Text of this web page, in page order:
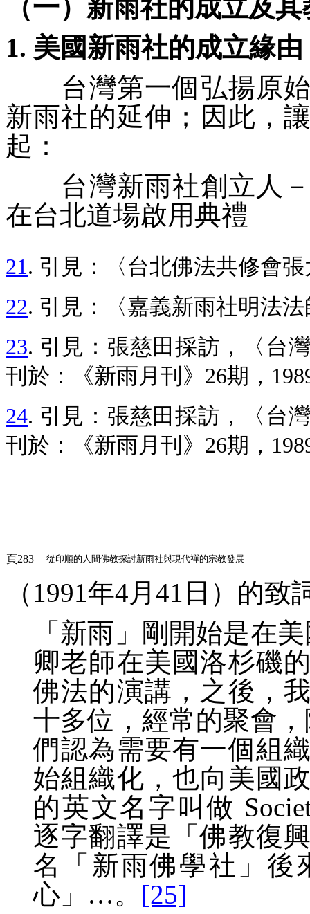
（一）新雨社的成立及
1. 美國新雨社的成立緣由
台灣第一個弘揚原始
新雨社的延伸；因此，
起：
台灣新雨社創立人－
在台北道場啟用典禮
21. 引見：〈台北佛法共修會
22. 引見：〈嘉義新雨社明法
23. 引見：張慈田採訪，〈台
刊於：《新雨月刊》26期，
24. 引見：張慈田採訪，〈台
刊於：《新雨月刊》26期，
頁283 從印順的人間佛教探討新雨社與現代禪的宗教發展
（1991年4月41日）的
「新雨」剛開始是在
卿老師在美國洛杉磯
佛法的演講，之後，
十多位，經常的聚會
們認為需要有一個組
始組織化，也向美國
的英文名字叫做
逐字翻譯是「佛教復
名「新雨佛學社」後
心」…。 [25]